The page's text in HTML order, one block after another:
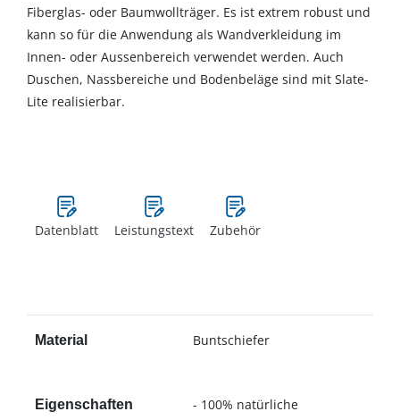
Fiberglas- oder Baumwollträger. Es ist extrem robust und
kann so für die Anwendung als Wandverkleidung im
Innen- oder Aussenbereich verwendet werden. Auch
Duschen, Nassbereiche und Bodenbeläge sind mit Slate-
Lite realisierbar.
Datenblatt Leistungstext Zubehör
Material Buntschiefer
Eigenschaften
- 100% natürliche